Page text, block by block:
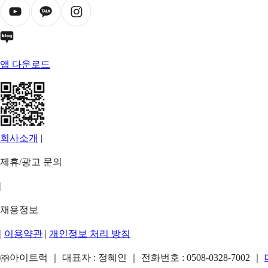
앱 다운로드
회사소개 |
제휴/광고 문의
|
채용정보
| 이용약관 | 개인정보 처리 방침
㈜아이트럭 ｜ 대표자 : 정혜인 ｜ 전화번호 : 0508-0328-7002